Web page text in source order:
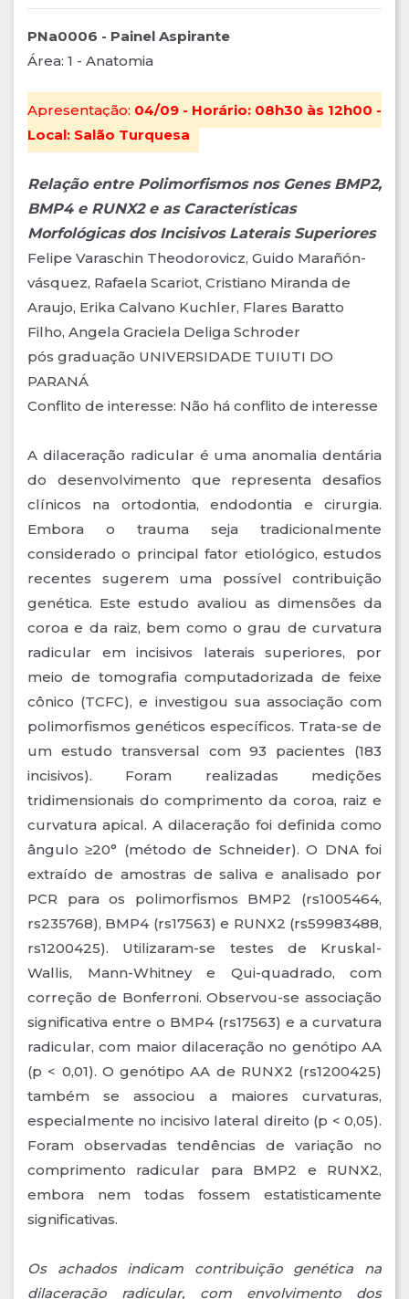
PNa0006 - Painel Aspirante
Área: 1 - Anatomia
Apresentação: 04/09 - Horário: 08h30 às 12h00 -
Local: Salão Turquesa
Relação entre Polimorfismos nos Genes BMP2,
BMP4 e RUNX2 e as Características
Morfológicas dos Incisivos Laterais Superiores
Felipe Varaschin Theodorovicz, Guido Marañón-
vásquez, Rafaela Scariot, Cristiano Miranda de
Araujo, Erika Calvano Kuchler, Flares Baratto
Filho, Angela Graciela Deliga Schroder
pós graduação UNIVERSIDADE TUIUTI DO
PARANÁ
Conflito de interesse: Não há conflito de interesse
A dilaceração radicular é uma anomalia dentária
do desenvolvimento que representa desafios
clínicos na ortodontia, endodontia e cirurgia.
Embora o trauma seja tradicionalmente
considerado o principal fator etiológico, estudos
recentes sugerem uma possível contribuição
genética. Este estudo avaliou as dimensões da
coroa e da raiz, bem como o grau de curvatura
radicular em incisivos laterais superiores, por
meio de tomografia computadorizada de feixe
cônico (TCFC), e investigou sua associação com
polimorfismos genéticos específicos. Trata-se de
um estudo transversal com 93 pacientes (183
incisivos). Foram realizadas medições
tridimensionais do comprimento da coroa, raiz e
curvatura apical. A dilaceração foi definida como
ângulo ≥20° (método de Schneider). O DNA foi
extraído de amostras de saliva e analisado por
PCR para os polimorfismos BMP2 (rs1005464,
rs235768), BMP4 (rs17563) e RUNX2 (rs59983488,
rs1200425). Utilizaram-se testes de Kruskal-
Wallis, Mann-Whitney e Qui-quadrado, com
correção de Bonferroni. Observou-se associação
significativa entre o BMP4 (rs17563) e a curvatura
radicular, com maior dilaceração no genótipo AA
(p < 0,01). O genótipo AA de RUNX2 (rs1200425)
também se associou a maiores curvaturas,
especialmente no incisivo lateral direito (p < 0,05).
Foram observadas tendências de variação no
comprimento radicular para BMP2 e RUNX2,
embora nem todas fossem estatisticamente
significativas.
Os achados indicam contribuição genética na
dilaceração radicular, com envolvimento dos